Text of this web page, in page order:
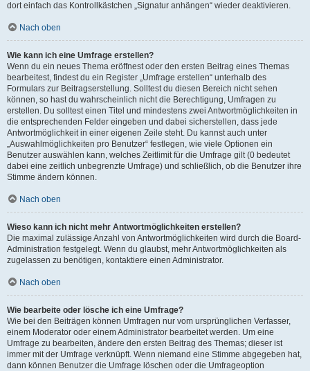
dort einfach das Kontrollkästchen „Signatur anhängen“ wieder deaktivieren.
Nach oben
Wie kann ich eine Umfrage erstellen?
Wenn du ein neues Thema eröffnest oder den ersten Beitrag eines Themas
bearbeitest, findest du ein Register „Umfrage erstellen“ unterhalb des
Formulars zur Beitragserstellung. Solltest du diesen Bereich nicht sehen
können, so hast du wahrscheinlich nicht die Berechtigung, Umfragen zu
erstellen. Du solltest einen Titel und mindestens zwei Antwortmöglichkeiten in
die entsprechenden Felder eingeben und dabei sicherstellen, dass jede
Antwortmöglichkeit in einer eigenen Zeile steht. Du kannst auch unter
„Auswahlmöglichkeiten pro Benutzer“ festlegen, wie viele Optionen ein
Benutzer auswählen kann, welches Zeitlimit für die Umfrage gilt (0 bedeutet
dabei eine zeitlich unbegrenzte Umfrage) und schließlich, ob die Benutzer ihre
Stimme ändern können.
Nach oben
Wieso kann ich nicht mehr Antwortmöglichkeiten erstellen?
Die maximal zulässige Anzahl von Antwortmöglichkeiten wird durch die Board-
Administration festgelegt. Wenn du glaubst, mehr Antwortmöglichkeiten als
zugelassen zu benötigen, kontaktiere einen Administrator.
Nach oben
Wie bearbeite oder lösche ich eine Umfrage?
Wie bei den Beiträgen können Umfragen nur vom ursprünglichen Verfasser,
einem Moderator oder einem Administrator bearbeitet werden. Um eine
Umfrage zu bearbeiten, ändere den ersten Beitrag des Themas; dieser ist
immer mit der Umfrage verknüpft. Wenn niemand eine Stimme abgegeben hat,
dann können Benutzer die Umfrage löschen oder die Umfrageoption